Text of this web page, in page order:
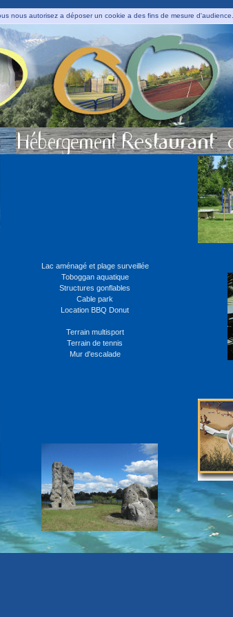
nous autorisez a déposer un cookie a des fins de mesure d'audience.
Lac aménagé et plage surveillée
Toboggan aquatique
Structures gonflables
Cable park
Location BBQ Donut
Terrain multisport
Terrain de tennis
Mur d'escalade